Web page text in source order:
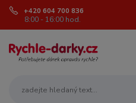
+420 604 700 836
8:00 - 16:00 hod.